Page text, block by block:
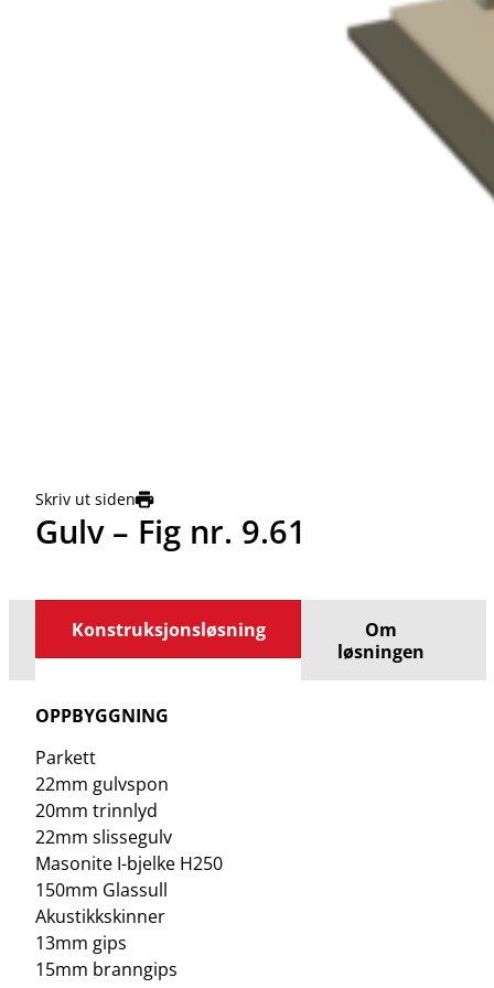
Gulv – Fig nr. 9.61
Skriv ut siden
Konstruksjonsløsning
Om
løsningen
OPPBYGGNING
Parkett
22mm gulvspon
20mm trinnlyd
22mm slissegulv
Masonite I-bjelke H250
150mm Glassull
Akustikkskinner
13mm gips
15mm branngips